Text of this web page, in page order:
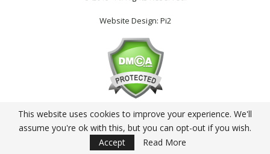
Website Design: Pi2
This website uses cookies to improve your experience. We'll
assume you're ok with this, but you can opt-out if you wish.
Accept
Read More
English Tiếng Việt